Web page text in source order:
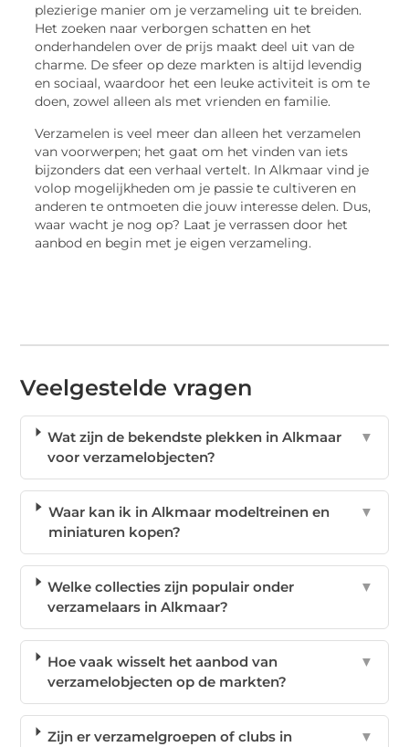
plezierige manier om je verzameling uit te breiden.
Het zoeken naar verborgen schatten en het
onderhandelen over de prijs maakt deel uit van de
charme. De sfeer op deze markten is altijd levendig
en sociaal, waardoor het een leuke activiteit is om te
doen, zowel alleen als met vrienden en familie.
Verzamelen is veel meer dan alleen het verzamelen
van voorwerpen; het gaat om het vinden van iets
bijzonders dat een verhaal vertelt. In Alkmaar vind je
volop mogelijkheden om je passie te cultiveren en
anderen te ontmoeten die jouw interesse delen. Dus,
waar wacht je nog op? Laat je verrassen door het
aanbod en begin met je eigen verzameling.
Veelgestelde vragen
Wat zijn de bekendste plekken in Alkmaar
voor verzamelobjecten?
▼
Waar kan ik in Alkmaar modeltreinen en
miniaturen kopen?
▼
Welke collecties zijn populair onder
verzamelaars in Alkmaar?
▼
Hoe vaak wisselt het aanbod van
verzamelobjecten op de markten?
▼
Zijn er verzamelgroepen of clubs in
▼